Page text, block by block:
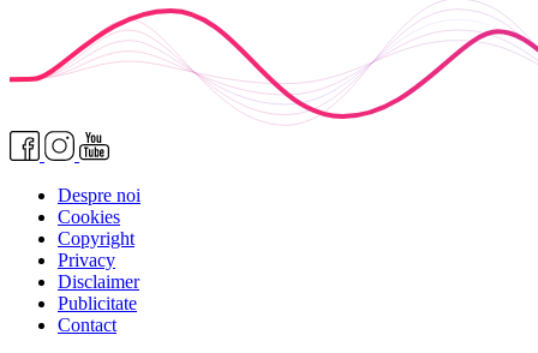
Despre noi
Cookies
Copyright
Privacy
Disclaimer
Publicitate
Contact